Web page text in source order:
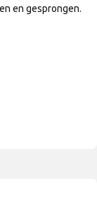
en gesprongen.